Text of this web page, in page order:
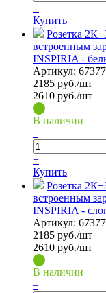
+
Купить
Розетка
встроенным
INSPIRIA -
Артикул:
2185 руб./шт
2610 руб./шт
В наличии
–
+
Купить
Розетка
встроенным
INSPIRIA -
Артикул:
2185 руб./шт
2610 руб./шт
В наличии
–